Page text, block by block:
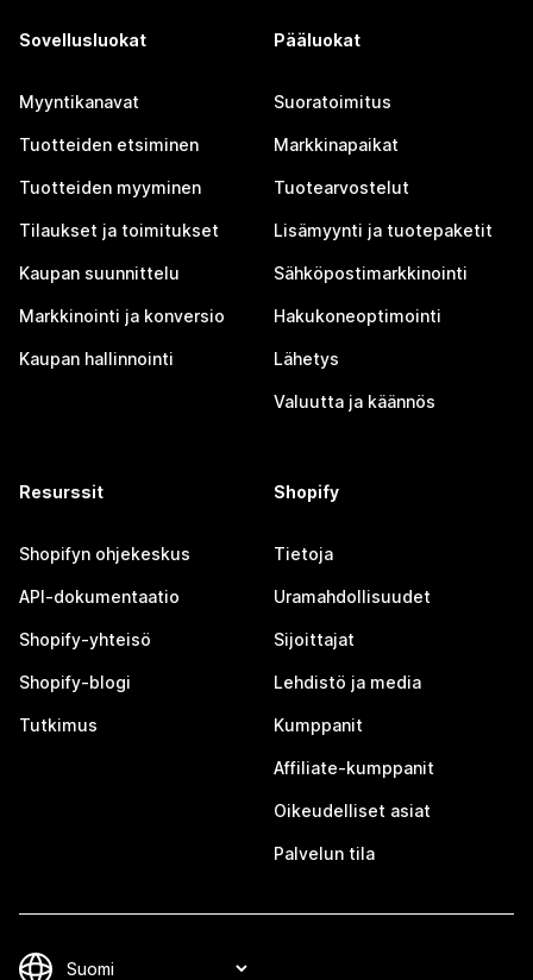
Sovellusluokat
Myyntikanavat
Tuotteiden etsiminen
Tuotteiden myyminen
Tilaukset ja toimitukset
Kaupan suunnittelu
Markkinointi ja konversio
Kaupan hallinnointi
Pääluokat
Suoratoimitus
Markkinapaikat
Tuotearvostelut
Lisämyynti ja tuotepaketit
Sähköpostimarkkinointi
Hakukoneoptimointi
Lähetys
Valuutta ja käännös
Resurssit
Shopifyn ohjekeskus
API-dokumentaatio
Shopify-yhteisö
Shopify-blogi
Tutkimus
Shopify
Tietoja
Uramahdollisuudet
Sijoittajat
Lehdistö ja media
Kumppanit
Affiliate-kumppanit
Oikeudelliset asiat
Palvelun tila